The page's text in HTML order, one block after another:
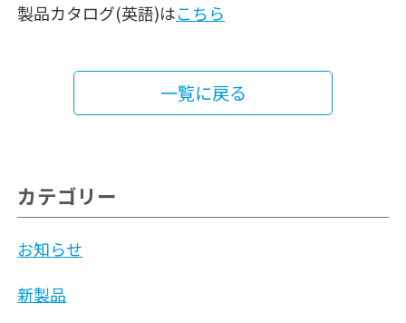
製品カタログ(英語)はこちら
一覧に戻る
カテゴリー
お知らせ
新製品